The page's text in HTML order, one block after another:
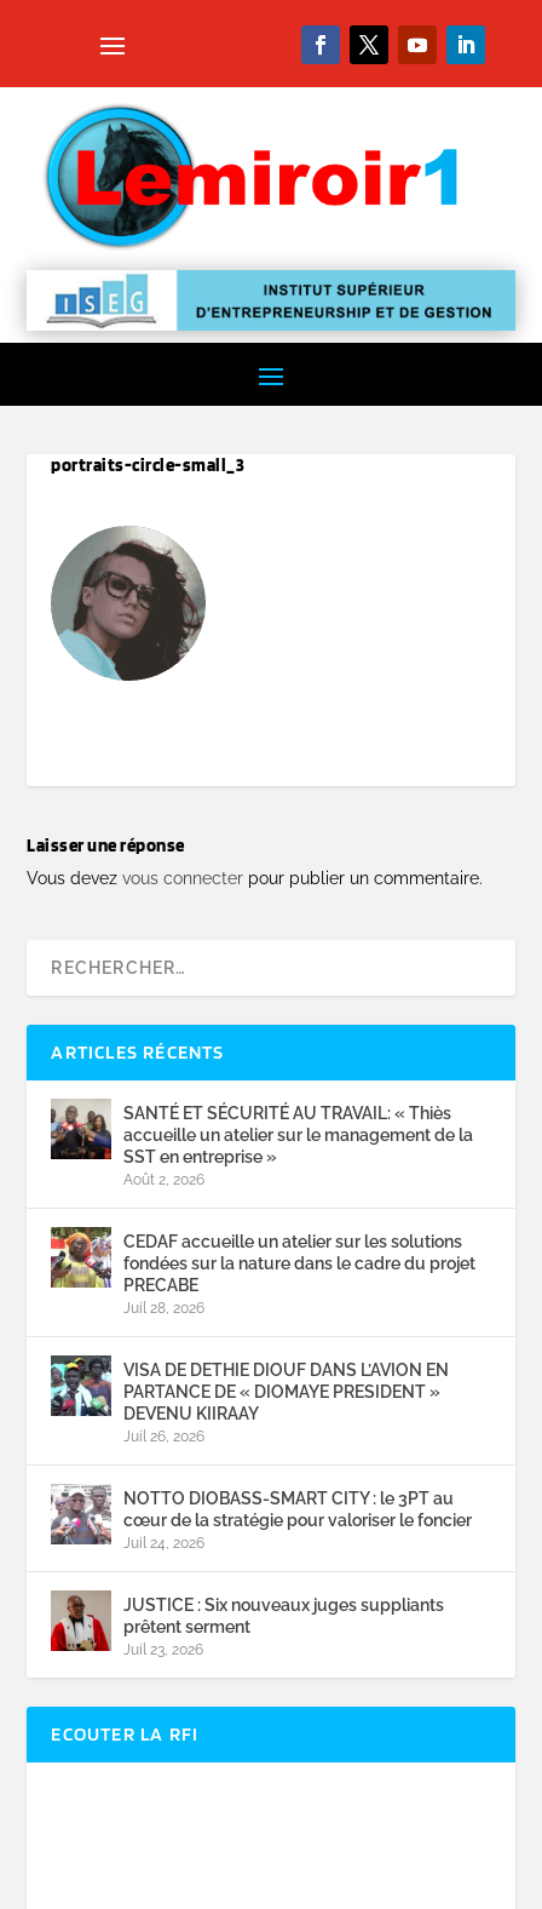
portraits-circle-small_3
Laisser une réponse
Vous devezvous connecter pour publier un commentaire.
ARTICLES RÉCENTS
SANTÉ ET SÉCURITÉ AU TRAVAIL: « Thiès
accueille un atelier sur le management de la
SST en entreprise »
Août 2, 2026
CEDAF accueille un atelier sur les solutions
fondées sur la nature dans le cadre du projet
PRECABE
Juil 28, 2026
VISA DE DETHIE DIOUF DANS L’AVION EN
PARTANCE DE « DIOMAYE PRESIDENT »
DEVENU KIIRAAY
Juil 26, 2026
NOTTO DIOBASS-SMART CITY : le 3PT au
cœur de la stratégie pour valoriser le foncier
Juil 24, 2026
JUSTICE : Six nouveaux juges suppliants
prêtent serment
Juil 23, 2026
ECOUTER LA RFI